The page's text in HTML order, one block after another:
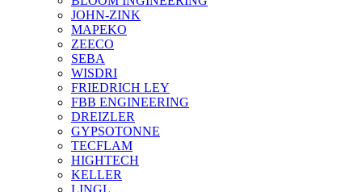
JOHN-ZINK
MAPEKO
ZEECO
SEBA
WISDRI
FRIEDRICH LEY
FBB ENGINEERING
DREIZLER
GYPSOTONNE
TECFLAM
HIGHTECH
KELLER
LINGL